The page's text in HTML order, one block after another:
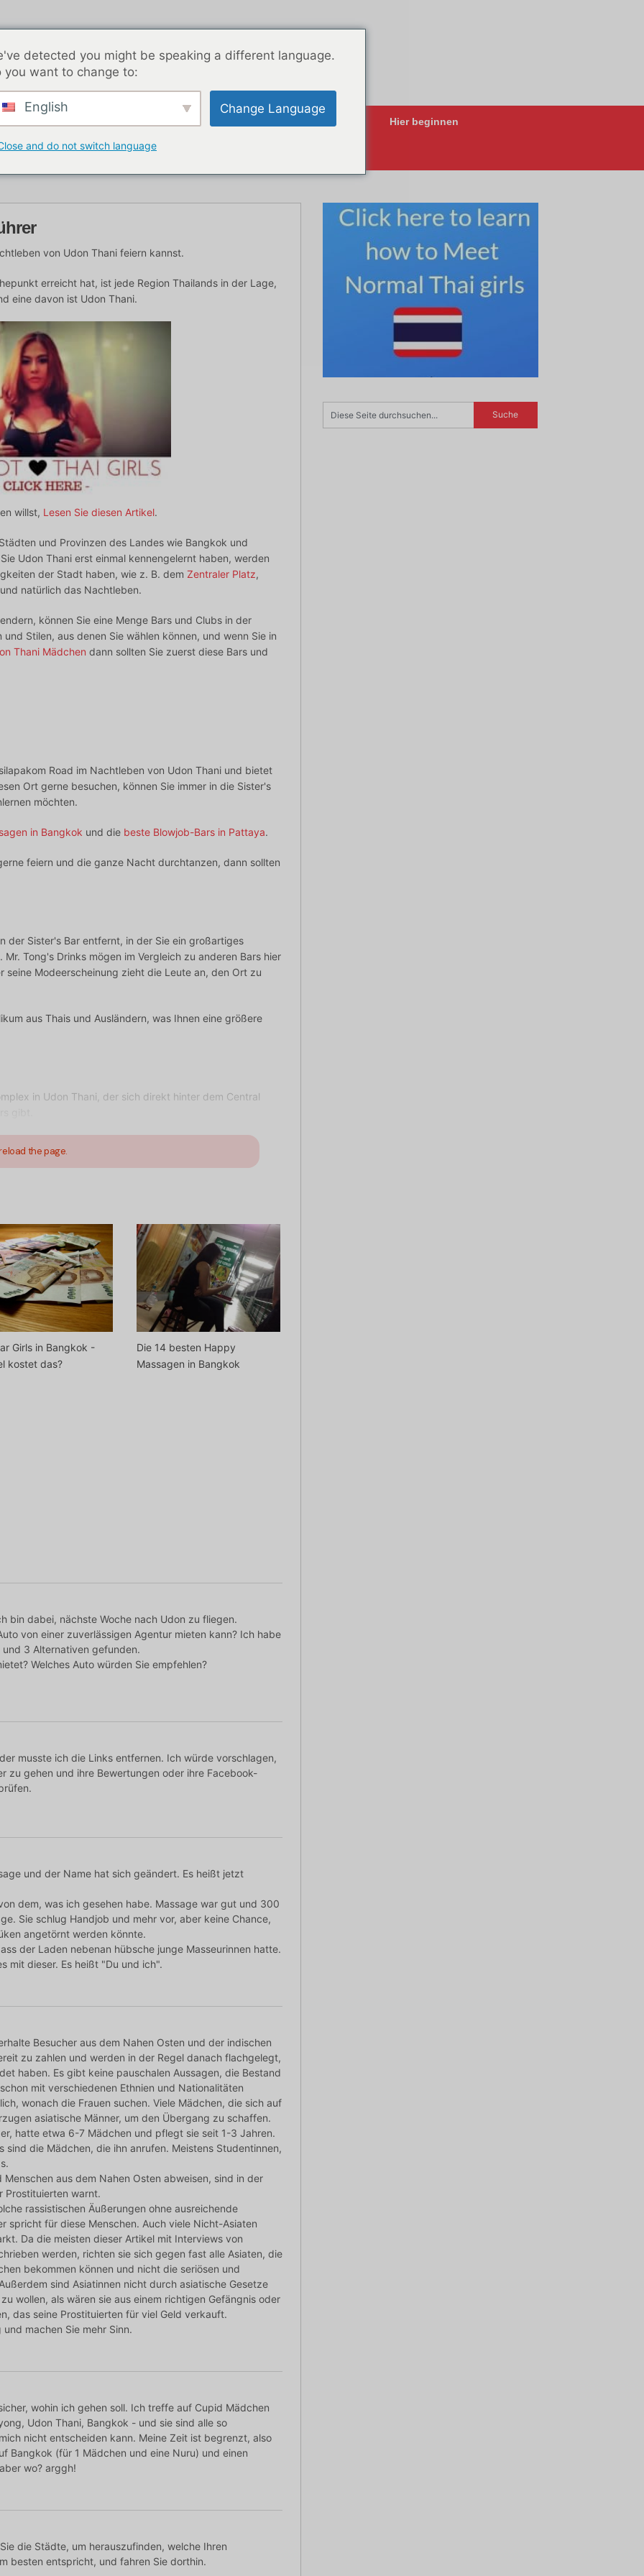
Hier beginnen
von Udon Thani feiern kannst.
erreicht hat, ist jede Region Thailands in der Lage,
eine davon ist Udon Thani.
willst, Lesen Sie diesen Artikel.
und Provinzen des Landes wie Bangkok und
Udon Thani erst einmal kennengelernt haben, werden
der Stadt haben, wie z. B. dem Zentraler Platz,
natürlich das Nachtleben.
können Sie eine Menge Bars und Clubs in der
Stilen, aus denen Sie wählen können, und wenn Sie in
Thani Mädchen dann sollten Sie zuerst diese Bars und
Road im Nachtleben von Udon Thani und bietet
Ort gerne besuchen, können Sie immer in die Sister's
möchten.
in Bangkok und die beste Blowjob-Bars in Pattaya.
feiern und die ganze Nacht durchtanzen, dann sollten
der Sister's Bar entfernt, in der Sie ein großartiges
Tong's Drinks mögen im Vergleich zu anderen Bars hier
seine Modeerscheinung zieht die Leute an, den Ort zu
aus Thais und Ausländern, was Ihnen eine größere
in Udon Thani, der sich direkt hinter dem Central
the page.
Girls in Bangkok -
kostet das?
Die 14 besten Happy
Massagen in Bangkok
bin dabei, nächste Woche nach Udon zu fliegen.
von einer zuverlässigen Agentur mieten kann? Ich habe
3 Alternativen gefunden.
Welches Auto würden Sie empfehlen?
musste ich die Links entfernen. Ich würde vorschlagen,
zu gehen und ihre Bewertungen oder ihre Facebook-
und der Name hat sich geändert. Es heißt jetzt
dem, was ich gesehen habe. Massage war gut und 300
Sie schlug Handjob und mehr vor, aber keine Chance,
angetörnt werden könnte.
der Laden nebenan hübsche junge Masseurinnen hatte.
mit dieser. Es heißt "Du und ich".
Besucher aus dem Nahen Osten und der indischen
zu zahlen und werden in der Regel danach flachgelegt,
haben. Es gibt keine pauschalen Aussagen, die Bestand
mit verschiedenen Ethnien und Nationalitäten
wonach die Frauen suchen. Viele Mädchen, die sich auf
asiatische Männer, um den Übergang zu schaffen.
hatte etwa 6-7 Mädchen und pflegt sie seit 1-3 Jahren.
sind die Mädchen, die ihn anrufen. Meistens Studentinnen,
Menschen aus dem Nahen Osten abweisen, sind in der
Prostituierten warnt.
rassistischen Äußerungen ohne ausreichende
spricht für diese Menschen. Auch viele Nicht-Asiaten
Da die meisten dieser Artikel mit Interviews von
werden, richten sie sich gegen fast alle Asiaten, die
bekommen können und nicht die seriösen und
sind Asiatinnen nicht durch asiatische Gesetze
wollen, als wären sie aus einem richtigen Gefängnis oder
das seine Prostituierten für viel Geld verkauft.
machen Sie mehr Sinn.
wohin ich gehen soll. Ich treffe auf Cupid Mädchen
Udon Thani, Bangkok - und sie sind alle so
nicht entscheiden kann. Meine Zeit ist begrenzt, also
Bangkok (für 1 Mädchen und eine Nuru) und einen
wo? arggh!
die Städte, um herauszufinden, welche Ihren
besten entspricht, und fahren Sie dorthin.
detected you might be speaking a different language.
you want to change to:
English Change Language
and do not switch language